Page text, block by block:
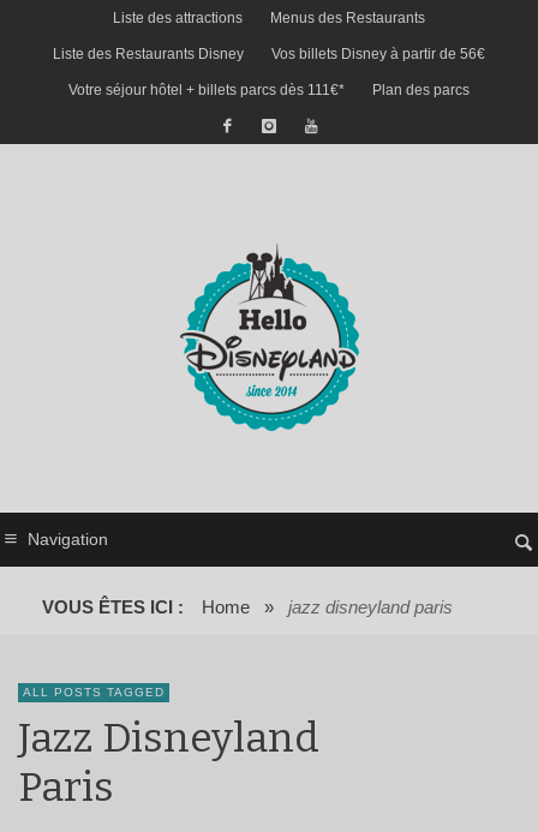
Liste des attractions Menus des Restaurants
Liste des Restaurants Disney Vos billets Disney à partir de 56€
Votre séjour hôtel + billets parcs dès 111€* Plan des parcs
Navigation
VOUS ÊTES ICI : Home » jazz disneyland paris
ALL POSTS TAGGED
Jazz Disneyland
Paris